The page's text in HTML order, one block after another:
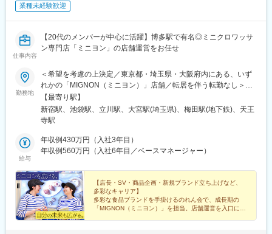
業種未経験歓迎
仕事内容
【20代のメンバーが中心に活躍】博多駅で有名◎ミニクロワッサ
ン専門店「ミニヨン」の店舗運営をお任せ
勤務地
＜希望を考慮の上決定／東京都・埼玉県・大阪府内にある、いず
れかの「MIGNON（ミニヨン）」店舗／転居を伴う転勤なし＞
■JR東日本池袋南改札横店東京都豊島区南池袋1-28 JR池袋駅南改
札横■新宿小田急エース店東京都新宿区西新宿1丁目西口地下街1
号 小田急エース南館■エキュート大宮ノース店埼玉県さいたま市
オ立川店東京都立川市柴崎町3-2-1 グランデュオ立川JR立川駅改
札内（グランデュオ改札横）■梅田店大阪府大阪市北区角田町8-47
店大阪府大阪市天王寺区悲田院町10-39 天王寺ミオ本館1F（JR天
王寺駅直結）※受動喫煙対策あり
【最寄り駅】
新宿駅、池袋駅、立川駅、大宮駅(埼玉県)、梅田駅(地下鉄)、天王
寺駅
給与
年収例430万円（入社3年目）
年収例560万円（入社6年目／ベースマネージャー）
【店長・SV・商品企画・新規ブランド立ち上げなど、
多彩なキャリア】
多彩な食品ブランドを手掛けるのれん会で、成長期の
「MIGNON（ミニヨン）」を担当。店舗運営を入口に、